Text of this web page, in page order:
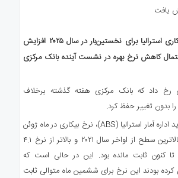
– نرخ بیکاری استرالیا برای نخستین‌بار در سال ۲۰۲۵ افزایش
کاهش نرخ بهره در نشست آینده بانک مرکزی
رخ داد که بانک مرکزی هفته گذشته برخلاف
بدون تغییر حفظ کرد.
بر اساس داده‌های جدید اداره آمار استرالیا (ABS)، نرخ بیکاری در ماه ژوئن
به ۴.۳ درصد رسید؛ بالاترین سطح از اواخر سال ۲۰۲۱ و بالاتر از نرخ ۴.۱
تا کنون ثابت مانده بود. این در حالی است که
کرده بودند این نرخ برای ششمین ماه متوالی ثابت